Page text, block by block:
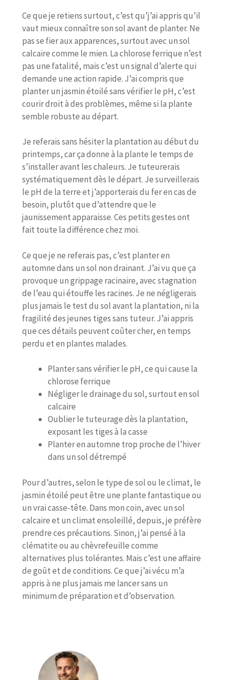
Ce que je retiens surtout, c’est qu’j’ai appris qu’il
vaut mieux connaître son sol avant de planter. Ne
pas se fier aux apparences, surtout avec un sol
calcaire comme le mien. La chlorose ferrique n’est
pas une fatalité, mais c’est un signal d’alerte qui
demande une action rapide. J’ai compris que
planter un jasmin étoilé sans vérifier le pH, c’est
courir droit à des problèmes, même si la plante
semble robuste au départ.
Je referais sans hésiter la plantation au début du
printemps, car ça donne à la plante le temps de
s’installer avant les chaleurs. Je tuteurerais
systématiquement dès le départ. Je surveillerais
le pH de la terre et j’apporterais du fer en cas de
besoin, plutôt que d’attendre que le
jaunissement apparaisse. Ces petits gestes ont
fait toute la différence chez moi.
Ce que je ne referais pas, c’est planter en
automne dans un sol non drainant. J’ai vu que ça
provoque un grippage racinaire, avec stagnation
de l’eau qui étouffe les racines. Je ne négligerais
plus jamais le test du sol avant la plantation, ni la
fragilité des jeunes tiges sans tuteur. J’ai appris
que ces détails peuvent coûter cher, en temps
perdu et en plantes malades.
Planter sans vérifier le pH, ce qui cause la
chlorose ferrique
Négliger le drainage du sol, surtout en sol
calcaire
Oublier le tuteurage dès la plantation,
exposant les tiges à la casse
Planter en automne trop proche de l’hiver
dans un sol détrempé
Pour d’autres, selon le type de sol ou le climat, le
jasmin étoilé peut être une plante fantastique ou
un vrai casse-tête. Dans mon coin, avec un sol
calcaire et un climat ensoleillé, depuis, je préfère
prendre ces précautions. Sinon, j’ai pensé à la
clématite ou au chèvrefeuille comme
alternatives plus tolérantes. Mais c’est une affaire
de goût et de conditions. Ce que j’ai vécu m’a
appris à ne plus jamais me lancer sans un
minimum de préparation et d’observation.